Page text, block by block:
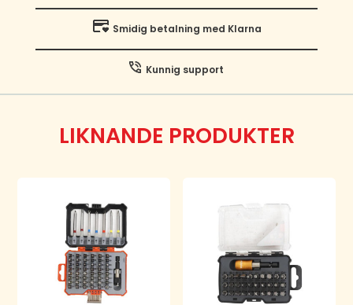
Smidig betalning med Klarna
Kunnig support
LIKNANDE PRODUKTER